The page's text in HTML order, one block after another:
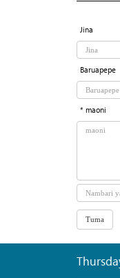
Jina
Baruapepe
* maoni